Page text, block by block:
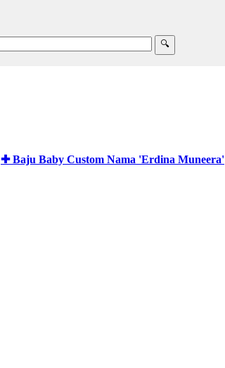
✚ Baju Baby Custom Nama 'Erdina Muneera'